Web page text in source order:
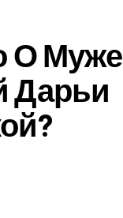
О Муже
Дарьи